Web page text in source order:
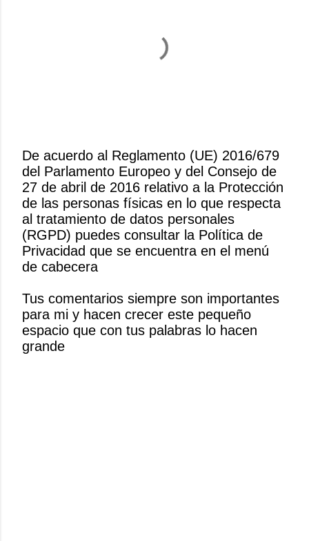
P
u
b
l
i
c
a
u
n
c
o
De acuerdo al Reglamento (UE) 2016/679
del Parlamento Europeo y del Consejo de
27 de abril de 2016 relativo a la Protección
de las personas físicas en lo que respecta
al tratamiento de datos personales
(RGPD) puedes consultar la Política de
Privacidad que se encuentra en el menú
de cabecera
Tus comentarios siempre son importantes
para mi y hacen crecer este pequeño
espacio que con tus palabras lo hacen
grande